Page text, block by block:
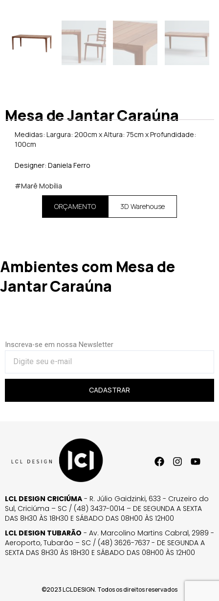
Mesa de Jantar Caraúna
Medidas: Largura: 200cm x Altura: 75cm x Profundidade:
100cm
Designer: Daniela Ferro
#Marê Mobília
ORÇAMENTO 3D Warehouse
Ambientes com Mesa de
Jantar Caraúna
Inscreva-se em nossa Newsletter
CADASTRAR
LCL DESIGN CRICIÚMA - R. Júlio Gaidzinki, 633 - Cruzeiro do
Sul, Criciúma – SC / (48) 3437-0014 – DE SEGUNDA A SEXTA
DAS 8H30 ÀS 18H30 E SÁBADO DAS 08H00 ÀS 12H00
LCL DESIGN TUBARÃO - Av. Marcolino Martins Cabral, 2989 -
Aeroporto, Tubarão – SC / (48) 3626-7637 - DE SEGUNDA A
SEXTA DAS 8H30 ÀS 18H30 E SÁBADO DAS 08H00 ÀS 12H00
©2023 LCL DESIGN. Todos os direitos reservados